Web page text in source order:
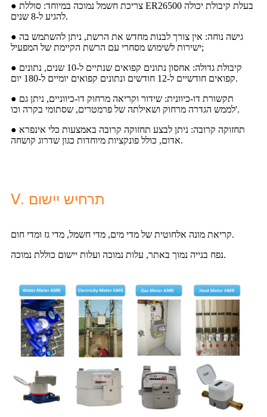
● צריכת חשמל נמוכה במיוחד: סוללת ER26500 בעלת קיבולת יכולה
להגיע ל-8 שנים.
● גישה נוחה: אין צורך לבנות מחדש את הרשת, ניתן להשתמש בה
ישירות לשימוש מסחרי עם הרשת הקיימת של המפעיל;
● קיבולת גדולה: אחסון נתונים קפואים שנתיים ל-10 שנים, נתונים
קפואים חודשיים ל-12 חודשים ונתונים קפואים יומיים ל-180 יום.
● תקשורת דו-כיוונית: שידור וקריאה מרחוק דו-כיווניים, ניתן גם
לממש הגדרה מרחוק ושאילתה של פרמטרים, שסתומי בקרה וכו'.
● תחזוקה קרובה: ניתן לבצע תחזוקה קרובה באמצעות כלי אינפרא
אדום, כולל פונקציות מיוחדות כגון שדרוג קושחה.
Ⅴ. תרחיש יישום
קריאת מונה אלחוטית של מדי מים, מדי חשמל, מדי גז ומדי חום.
נפח בנייה נמוך באתר, עלות נמוכה ועלות יישום כוללת נמוכה.